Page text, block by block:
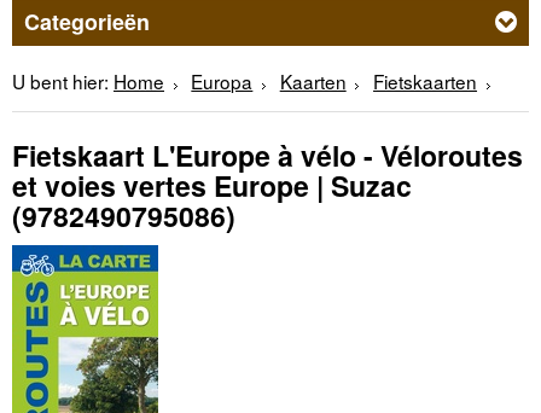
Categorieën
U bent hier: Home Europa Kaarten Fietskaarten
Fietskaart L'Europe à vélo - Véloroutes
et voies vertes Europe | Suzac
(9782490795086)